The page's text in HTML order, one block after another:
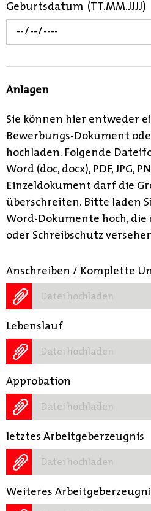
Geburtsdatum (TT.MM.JJJJ)
Anlagen
Sie können hier entweder
Bewerbungs-Dokument
hochladen. Folgende
Word (doc, docx), PDF, JPG,
Einzeldokument darf die
überschreiten. Bitte laden
Word-Dokumente hoch,
oder Schreibschutz
Anschreiben / Komplette
Datei hochladen
Lebenslauf
Datei hochladen
Approbation
Datei hochladen
letztes Arbeitgeberzeugnis
Datei hochladen
Weiteres